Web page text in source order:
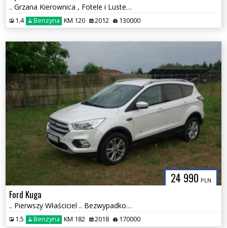
.. Grzana Kierownica , Fotele i Lusterka .. Klimatyzacja .. Tempomat
1.4 Benzyna KM 120 2012 130000
24 990 PLN
Ford Kuga
.. Pierwszy Właściciel .. Bezwypadkowy .. Kamera .. Navi .. 2 x PDC ..
1.5 Benzyna KM 182 2018 170000